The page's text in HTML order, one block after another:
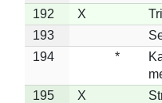
192
X
193
194
*
195
X